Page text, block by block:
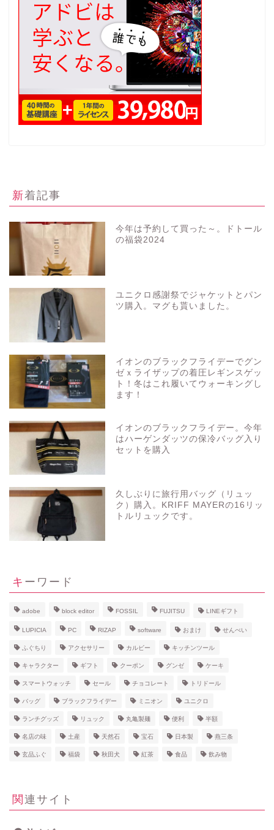
新着記事
今年は予約して買った～。ドトール
の福袋2024
ユニクロ感謝祭でジャケットとパン
ツ購入。マグも貰いました。
イオンのブラックフライデーでグン
ゼｘライザップの着圧レギンスゲッ
ト！冬はこれ履いてウォーキングし
ます！
イオンのブラックフライデー。今年
はハーゲンダッツの保冷バッグ入り
セットを購入
久しぶりに旅行用バッグ（リュッ
ク）購入。KRIFF MAYERの16リッ
トルリュックです。
キーワード
adobe block editor FOSSIL FUJITSU LINEギフト
LUPICIA PC RIZAP software おまけ せんべい
ふぐちり アクセサリー カルビー キッチンツール
キャラクター ギフト クーポン グンゼ ケーキ
スマートウォッチ セール チョコレート トリドール
バッグ ブラックフライデー ミニオン ユニクロ
ランチグッズ リュック 丸亀製麺 便利 半額
名店の味 土産 天然石 宝石 日本製 燕三条
玄品ふぐ 福袋 秋田犬 紅茶 食品 飲み物
関連サイト